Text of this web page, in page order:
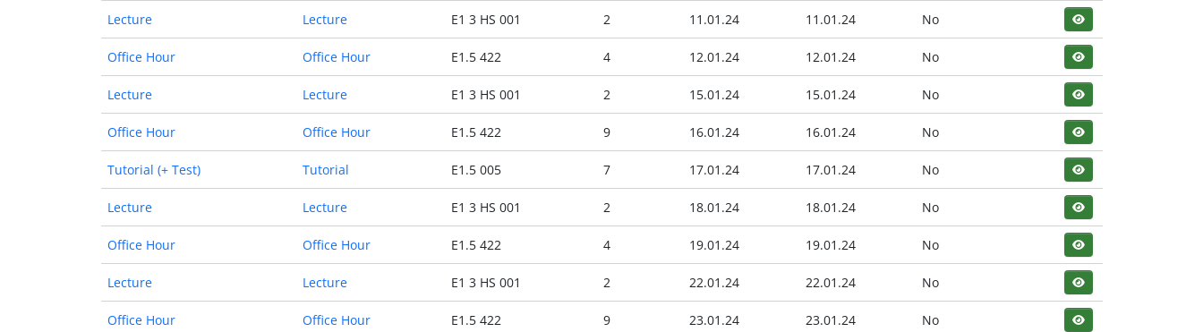
Lecture Lecture E1 3 HS 001 2 11.01.24 11.01.24 No
Office Hour Office Hour E1.5 422 4 12.01.24 12.01.24 No
Lecture Lecture E1 3 HS 001 2 15.01.24 15.01.24 No
Office Hour Office Hour E1.5 422 9 16.01.24 16.01.24 No
Tutorial (+ Test) Tutorial E1.5 005 7 17.01.24 17.01.24 No
Lecture Lecture E1 3 HS 001 2 18.01.24 18.01.24 No
Office Hour Office Hour E1.5 422 4 19.01.24 19.01.24 No
Lecture Lecture E1 3 HS 001 2 22.01.24 22.01.24 No
Office Hour Office Hour E1.5 422 9 23.01.24 23.01.24 No